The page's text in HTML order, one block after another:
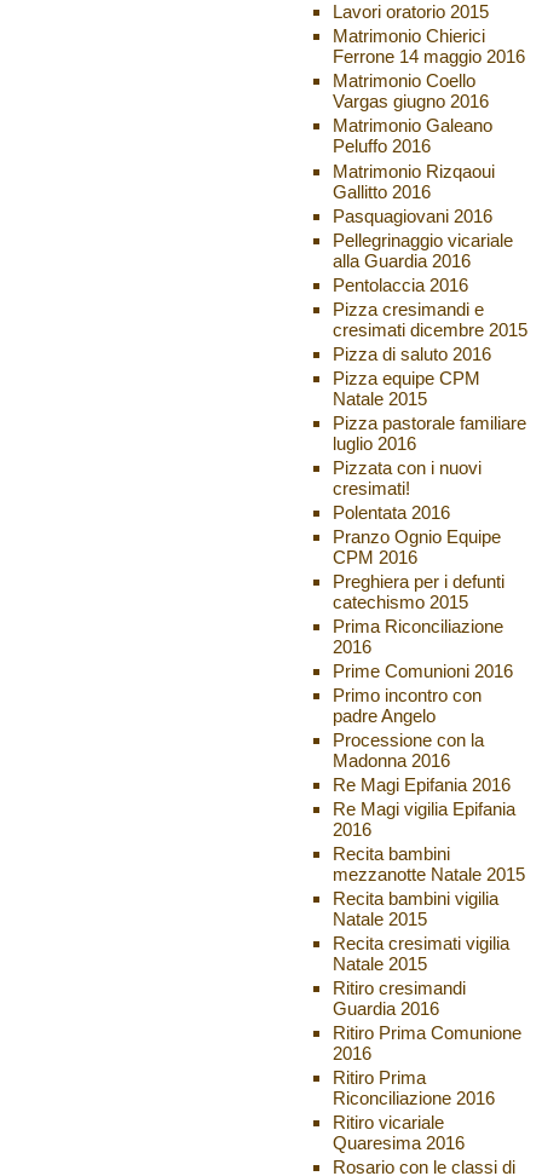
Lavori oratorio 2015
Matrimonio Chierici
Ferrone 14 maggio 2016
Matrimonio Coello
Vargas giugno 2016
Matrimonio Galeano
Peluffo 2016
Matrimonio Rizqaoui
Gallitto 2016
Pasquagiovani 2016
Pellegrinaggio vicariale
alla Guardia 2016
Pentolaccia 2016
Pizza cresimandi e
cresimati dicembre 2015
Pizza di saluto 2016
Pizza equipe CPM
Natale 2015
Pizza pastorale familiare
luglio 2016
Pizzata con i nuovi
cresimati!
Polentata 2016
Pranzo Ognio Equipe
CPM 2016
Preghiera per i defunti
catechismo 2015
Prima Riconciliazione
2016
Prime Comunioni 2016
Primo incontro con
padre Angelo
Processione con la
Madonna 2016
Re Magi Epifania 2016
Re Magi vigilia Epifania
2016
Recita bambini
mezzanotte Natale 2015
Recita bambini vigilia
Natale 2015
Recita cresimati vigilia
Natale 2015
Ritiro cresimandi
Guardia 2016
Ritiro Prima Comunione
2016
Ritiro Prima
Riconciliazione 2016
Ritiro vicariale
Quaresima 2016
Rosario con le classi di